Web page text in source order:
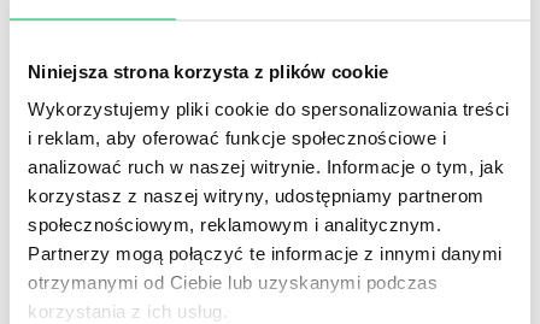
Niniejsza strona korzysta z plików cookie
Wykorzystujemy pliki cookie do spersonalizowania treści
i reklam, aby oferować funkcje społecznościowe i
analizować ruch w naszej witrynie. Informacje o tym, jak
korzystasz z naszej witryny, udostępniamy partnerom
społecznościowym, reklamowym i analitycznym.
Partnerzy mogą połączyć te informacje z innymi danymi
otrzymanymi od Ciebie lub uzyskanymi podczas
korzystania z ich usług.
zawodów.
Artykuły,Artykuły cd.,Prawo
Standardowe informacje z obszaru szkoleń.